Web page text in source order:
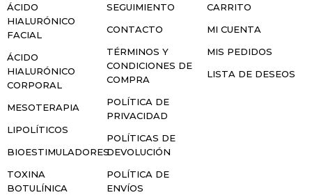
ÁCIDO
HIALURÓNICO
FACIAL
ÁCIDO
HIALURÓNICO
CORPORAL
MESOTERAPIA
LIPOLÍTICOS
BIOESTIMULADORES
TOXINA
BOTULÍNICA
SEGUIMIENTO
CONTACTO
TÉRMINOS Y
CONDICIONES DE
COMPRA
POLÍTICA DE
PRIVACIDAD
POLÍTICAS DE
DEVOLUCIÓN
POLÍTICA DE
ENVÍOS
CARRITO
MI CUENTA
MIS PEDIDOS
LISTA DE DESEOS